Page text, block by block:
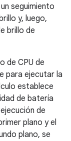
seguimiento
y, luego,
brillo de
de CPU de
para ejecutar la
establece
de batería
de
plano y el
plano, se